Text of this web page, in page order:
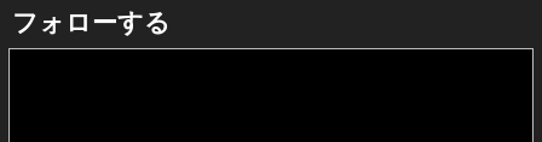
フォローする